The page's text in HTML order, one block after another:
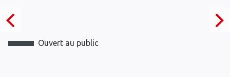
Ouvert au public